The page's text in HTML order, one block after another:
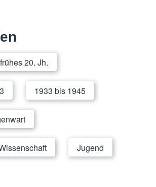
20. Jh.
1933 bis 1945
Jugend